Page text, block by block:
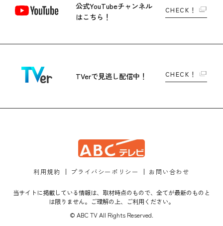
公式YouTubeチャンネル
はこちら！
CHECK！
TVerで見逃し配信中！ CHECK！
利用規約 プライバシーポリシー お問い合わせ
当サイトに掲載している情報は、取材時点のもので、全てが最新のものと
は限りません。ご理解の上、ご利用ください。
© ABC TV All Rights Reserved.